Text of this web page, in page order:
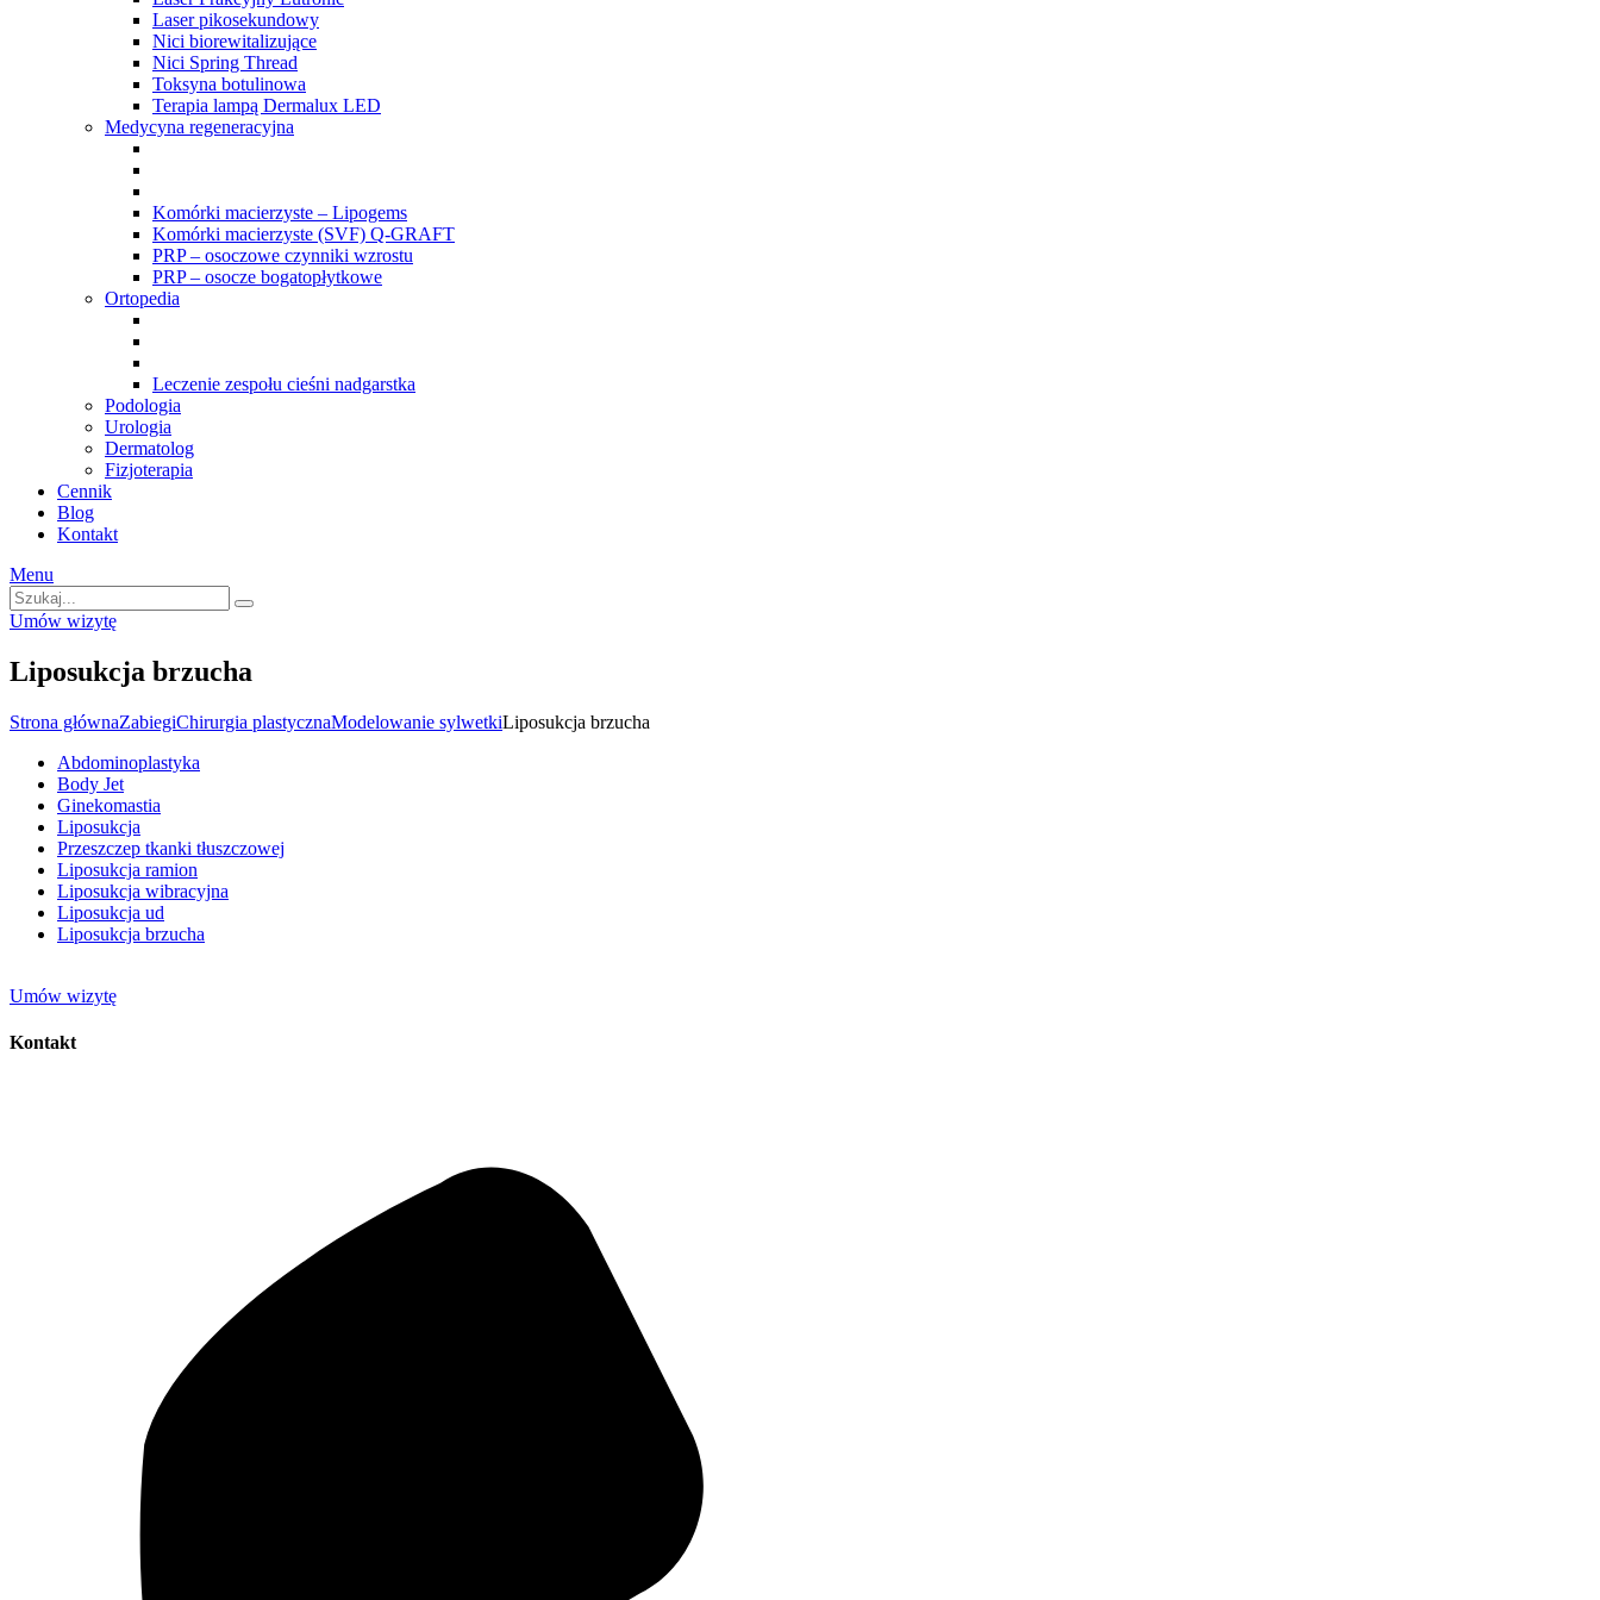
Laser pikosekundowy
Nici biorewitalizujące
Nici Spring Thread
Toksyna botulinowa
Terapia lampą Dermalux LED
Medycyna regeneracyjna
Komórki macierzyste – Lipogems
Komórki macierzyste (SVF) Q-GRAFT
PRP – osoczowe czynniki wzrostu
PRP – osocze bogatopłytkowe
Ortopedia
Leczenie zespołu cieśni nadgarstka
Podologia
Urologia
Dermatolog
Fizjoterapia
Cennik
Blog
Kontakt
Menu
Umów wizytę
Liposukcja brzucha
Strona głównaZabiegiChirurgia plastycznaModelowanie sylwetkiLiposukcja brzucha
Abdominoplastyka
Body Jet
Ginekomastia
Liposukcja
Przeszczep tkanki tłuszczowej
Liposukcja ramion
Liposukcja wibracyjna
Liposukcja ud
Liposukcja brzucha
Umów wizytę
Kontakt